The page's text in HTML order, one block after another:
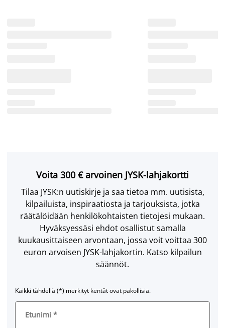
Voita 300 € arvoinen JYSK-lahjakortti
Tilaa JYSK:n uutiskirje ja saa tietoa mm. uutisista,
kilpailuista, inspiraatiosta ja tarjouksista, jotka
räätälöidään henkilökohtaisten tietojesi mukaan.
Hyväksyessäsi ehdot osallistut samalla
kuukausittaiseen arvontaan, jossa voit voittaa 300
euron arvoisen JYSK-lahjakortin. Katso kilpailun
säännöt.
Kaikki tähdellä (*) merkityt kentät ovat pakollisia.
Etunimi *